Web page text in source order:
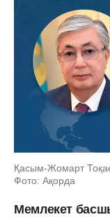
Қасым-Жомарт
Фото: Ақорда
Мемлекет